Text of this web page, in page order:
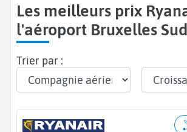
Les meilleurs prix Ryanair à
l'aéroport Bruxelles
Trier par :